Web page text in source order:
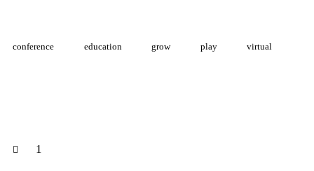
conference education grow play virtual
1